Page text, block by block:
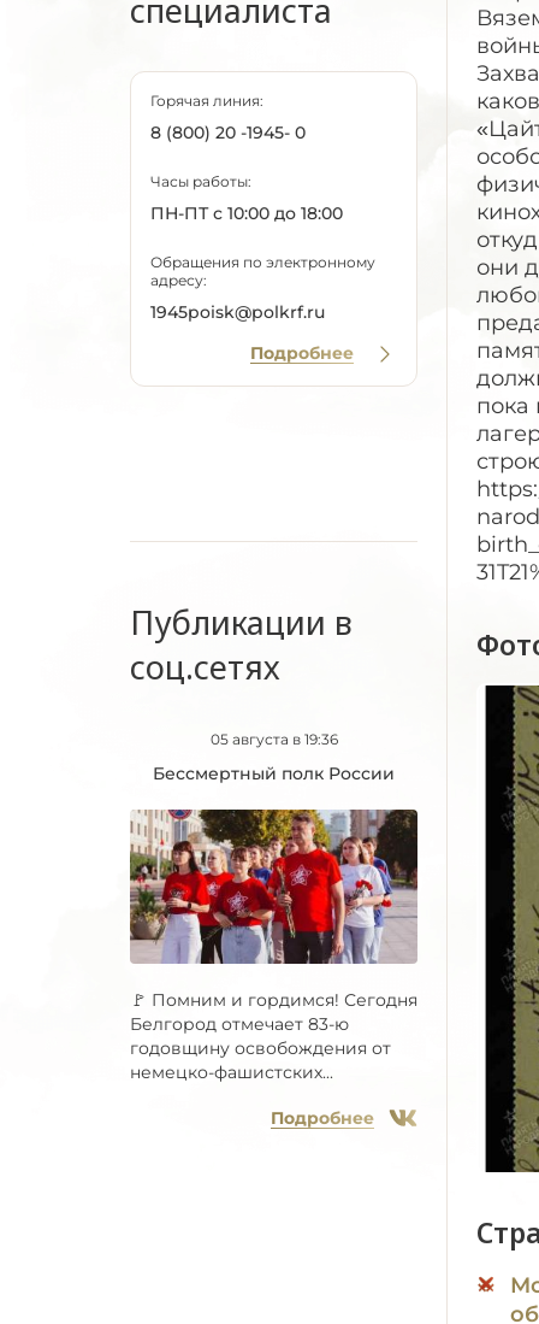
специалиста
Горячая линия:
8 (800) 20 -1945- 0
Часы работы:
ПН-ПТ с 10:00 до 18:00
Обращения по электронному
адресу:
1945poisk@polkrf.ru
Подробнее
Публикации в
соц.сетях
05 августа в 19:36
Бессмертный полк России
🚩 Помним и гордимся! Сегодня
Белгород отмечает 83-ю
годовщину освобождения от
немецко-фашистских...
Подробнее
они
пока